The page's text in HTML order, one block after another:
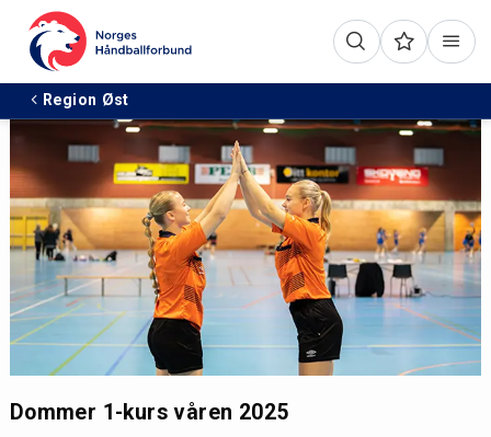
Region Øst
Dommer 1-kurs våren 2025